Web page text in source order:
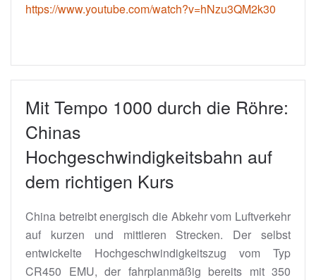
https://www.youtube.com/watch?v=hNzu3QM2k30
Mit Tempo 1000 durch die Röhre:
Chinas
Hochgeschwindigkeitsbahn auf
dem richtigen Kurs
China betreibt energisch die Abkehr vom Luftverkehr
auf kurzen und mittleren Strecken. Der selbst
entwickelte Hochgeschwindigkeitszug vom Typ
CR450 EMU, der fahrplanmäßig bereits mit 350